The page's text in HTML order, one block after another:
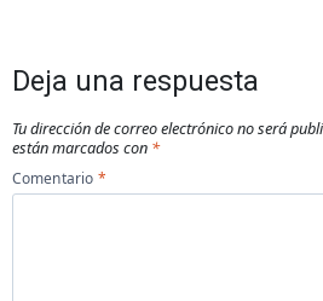
Deja una respuesta
Tu dirección de correo electrónico no será
están marcados con *
Comentario *